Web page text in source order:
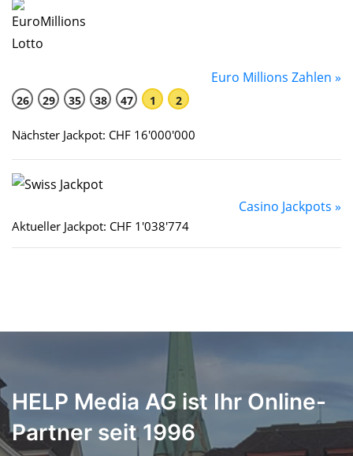
Euro Millions Zahlen »
26 29 35 38 47 1 2
Nächster Jackpot: CHF 16'000'000
Casino Jackpots »
Aktueller Jackpot: CHF 1'038'774
HELP Media AG ist Ihr Online-
Partner seit 1996